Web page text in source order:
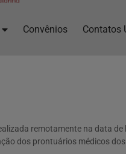
Convênios Contatos
remotamente na data
dos prontuários médicos